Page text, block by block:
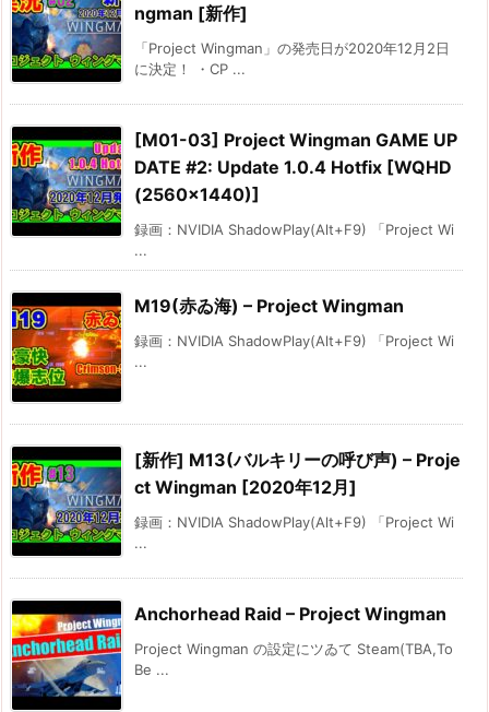
ngman [新作]
「Project Wingman」の発売日が2020年12月2日
に決定！ ・CP ...
[M01-03] Project Wingman GAME UP
DATE #2: Update 1.0.4 Hotfix [WQHD
(2560×1440)]
録画：NVIDIA ShadowPlay(Alt+F9) 「Project Wi
...
M19(赤ゐ海) – Project Wingman
録画：NVIDIA ShadowPlay(Alt+F9) 「Project Wi
...
[新作] M13(バルキリーの呼び声) – Proje
ct Wingman [2020年12月]
録画：NVIDIA ShadowPlay(Alt+F9) 「Project Wi
...
Anchorhead Raid – Project Wingman
Project Wingman の設定にツゐて Steam(TBA,To
Be ...